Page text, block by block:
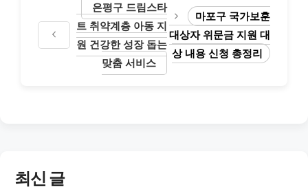
은평구 드림스타
트 취약계층 아동 지
원 건강한 성장 돕는
맞춤 서비스
마포구 국가보훈
대상자 위문금 지원 대
상 내용 신청 총정리
최신 글